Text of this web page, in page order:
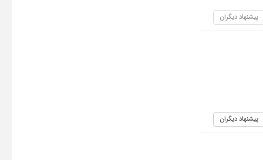
پیشنهاد دیگران
پیشنهاد دیگران